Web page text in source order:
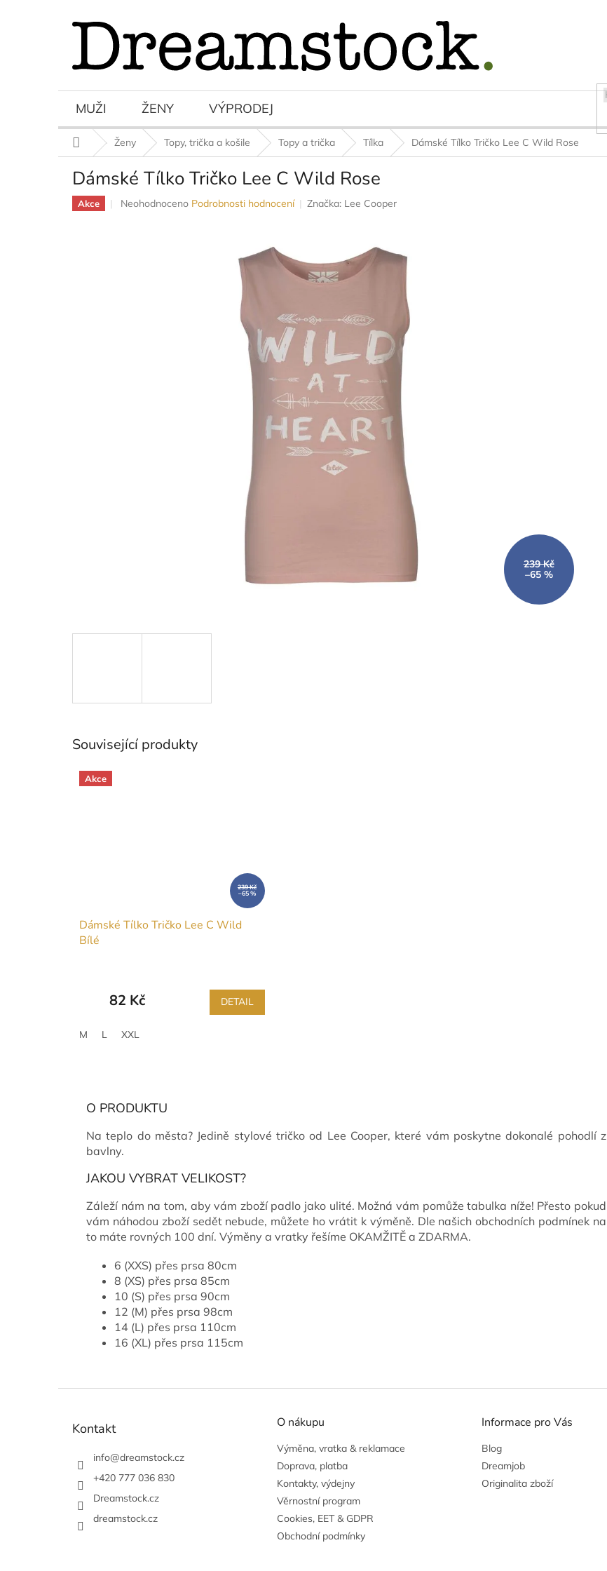
MUŽI ŽENY VÝPRODEJ
Domů Ženy Topy, trička a košile Topy a trička Tílka Dámské Tílko Tričko Lee C Wild Rose
Dámské Tílko Tričko Lee C Wild Rose
Akce
Průměrné
Neohodnoceno Podrobnosti hodnocení Značka: Lee Cooper
239 Kč
–65 %
Související produkty
Akce
239 Kč
–65 %
Dámské Tílko Tričko Lee C Wild
Bílé
82 Kč DETAIL
M L XXL
O PRODUKTU
Na teplo do města? Jedině stylové tričko od Lee Cooper, které vám poskytne dokonalé pohodlí z
bavlny.
JAKOU VYBRAT VELIKOST?
Záleží nám na tom, aby vám zboží padlo jako ulité. Možná vám pomůže tabulka níže! Přesto pokud
vám náhodou zboží sedět nebude, můžete ho vrátit k výměně. Dle našich obchodních podmínek na
to máte rovných 100 dní. Výměny a vratky řešíme OKAMŽITĚ a ZDARMA.
6 (XXS) přes prsa 80cm
8 (XS) přes prsa 85cm
10 (S) přes prsa 90cm
12 (M) přes prsa 98cm
14 (L) přes prsa 110cm
16 (XL) přes prsa 115cm
Kontakt
info@dreamstock.cz
+420 777 036 830
Dreamstock.cz
dreamstock.cz
O nákupu
Výměna, vratka & reklamace
Doprava, platba
Kontakty, výdejny
Věrnostní program
Cookies, EET & GDPR
Obchodní podmínky
Informace pro Vás
Blog
Dreamjob
Originalita zboží